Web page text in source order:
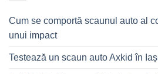
Cum se comportă scaunul auto al
unui impact
Testează un scaun auto Axkid în